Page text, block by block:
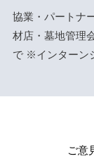
協業・パートナ
材店・墓地管理
で ※インターン
ご意